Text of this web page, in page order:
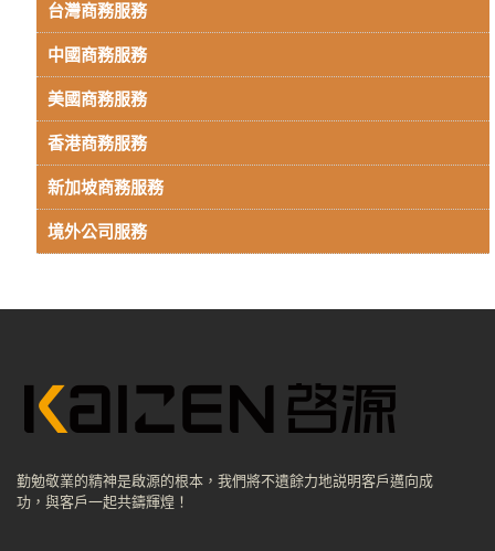
台灣商務服務
中國商務服務
美國商務服務
香港商務服務
新加坡商務服務
境外公司服務
勤勉敬業的精神是啟源的根本，我們將不遺餘力地説明客戶邁向成
功，與客戶一起共鑄輝煌！